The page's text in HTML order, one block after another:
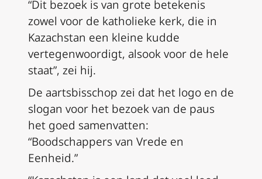
“Dit bezoek is van grote betekenis
zowel voor de katholieke kerk, die in
Kazachstan een kleine kudde
vertegenwoordigt, alsook voor de hele
staat”, zei hij.
De aartsbisschop zei dat het logo en de
slogan voor het bezoek van de paus
het goed samenvatten:
“Boodschappers van Vrede en
Eenheid.”